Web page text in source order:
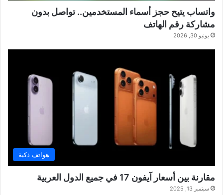
واتساب يتيح حجز أسماء المستخدمين.. تواصل بدون
مشاركة رقم الهاتف
يونيو 30, 2026
هواتف ذكية
مقارنة بين أسعار آيفون 17 في جميع الدول العربية
سبتمبر 13, 2025